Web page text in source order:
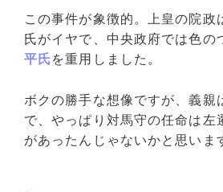
この事件が象徴的。上皇の院政
氏がイヤで、中央政府では色の
平氏 を重用しました。
ボクの勝手な想像ですが、義親
で、やっぱり対馬守の任命は左
があったんじゃないかと思いま